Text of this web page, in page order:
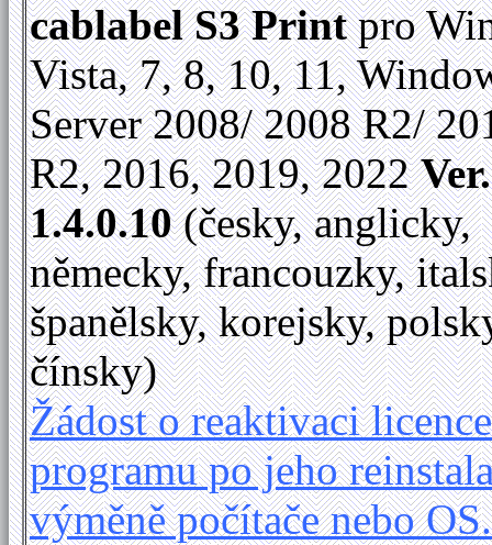
cablabel S3 Printpro
Vista, 7, 8, 10, 11,
Server 2008/ 2008 R2/
R2, 2016, 2019, 2022Ver.
1.4.0.10(česky, anglicky,
německy, francouzky,
španělsky, korejsky,
čínsky)
Žádost o reaktivaci licence
programu po jeho
výměně počítače nebo